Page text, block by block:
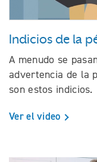
Indicios de la
A menudo se
advertencia de la
son estos indicios.
Ver el video